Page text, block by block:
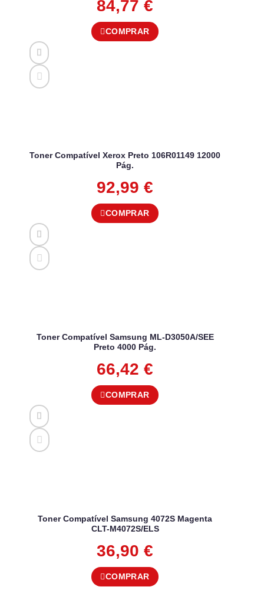
84,77 €
COMPRAR
Toner Compatível Xerox Preto 106R01149 12000
Pág.
92,99 €
COMPRAR
Toner Compatível Samsung ML-D3050A/SEE
Preto 4000 Pág.
66,42 €
COMPRAR
Toner Compatível Samsung 4072S Magenta
CLT-M4072S/ELS
36,90 €
COMPRAR